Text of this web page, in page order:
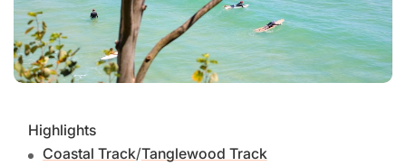
Highlights
Coastal Track/Tanglewood Track